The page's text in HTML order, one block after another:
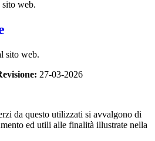
sito web.
sito web.
27-03-2026
da questo utilizzati si avvalgono di
ed utili alle finalità illustrate nella